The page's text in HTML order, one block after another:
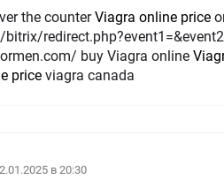
the counterViagra online price
buy Viagra online
price viagra canada
в 20:30